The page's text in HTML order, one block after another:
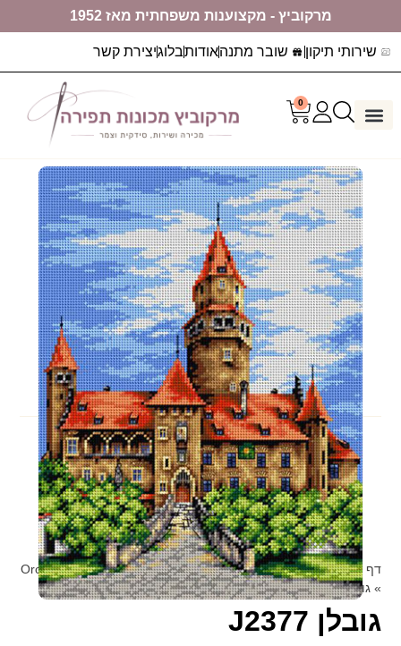
מרקוביץ - מקצוענות משפחתית מאז 1952
שירותי תיקון שובר מתנהאודותבלוגיצירת קשר
0
דף הבית»מוצרים»גובלנים»גובלנים Orchidea »נופים Orchidea
»גובלן J2377
גובלן J2377